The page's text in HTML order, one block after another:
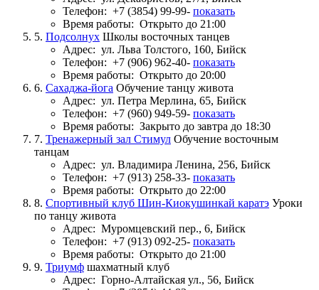
Телефон: +7 (3854) 99-99- показать
Время работы: Открыто до 21:00
5. Подсолнух Школы восточных танцев
Адрес: ул. Льва Толстого, 160, Бийск
Телефон: +7 (906) 962-40- показать
Время работы: Открыто до 20:00
6. Сахаджа-йога Обучение танцу живота
Адрес: ул. Петра Мерлина, 65, Бийск
Телефон: +7 (960) 949-59- показать
Время работы: Закрыто до завтра до 18:30
7. Тренажерный зал Стимул Обучение восточным
танцам
Адрес: ул. Владимира Ленина, 256, Бийск
Телефон: +7 (913) 258-33- показать
Время работы: Открыто до 22:00
8. Спортивный клуб Шин-Киокушинкай каратэ Уроки
по танцу живота
Адрес: Муромцевский пер., 6, Бийск
Телефон: +7 (913) 092-25- показать
Время работы: Открыто до 21:00
9. Триумф шахматный клуб
Адрес: Горно-Алтайская ул., 56, Бийск